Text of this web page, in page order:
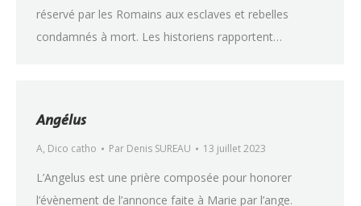
réservé par les Romains aux esclaves et rebelles
condamnés à mort. Les historiens rapportent…
Angélus
A, Dico catho Par Denis SUREAU 13 juillet 2023
L’Angelus est une prière composée pour honorer
l’évènement de l’annonce faite à Marie par l’ange.